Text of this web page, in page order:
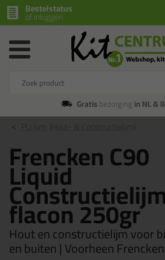
Bestelstatus
of inloggen
Gratisbezorging in NL &
Frencken C90
Liquid
flacon 250gr
Hout en constructielijm voor
en buiten | Voorheen